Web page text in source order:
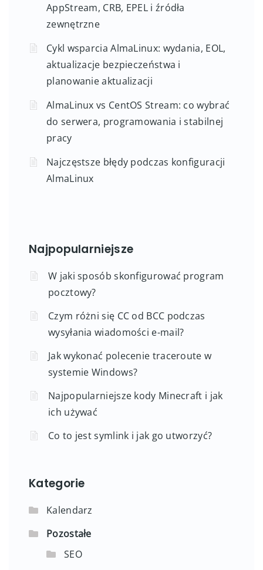
AppStream, CRB, EPEL i źródła
zewnętrzne
Cykl wsparcia AlmaLinux: wydania, EOL,
aktualizacje bezpieczeństwa i
planowanie aktualizacji
AlmaLinux vs CentOS Stream: co wybrać
do serwera, programowania i stabilnej
pracy
Najczęstsze błędy podczas konfiguracji
AlmaLinux
Najpopularniejsze
W jaki sposób skonfigurować program
pocztowy?
Czym różni się CC od BCC podczas
wysyłania wiadomości e-mail?
Jak wykonać polecenie traceroute w
systemie Windows?
Najpopularniejsze kody Minecraft i jak
ich używać
Co to jest symlink i jak go utworzyć?
Kategorie
Kalendarz
Pozostałe
SEO